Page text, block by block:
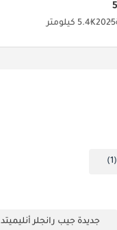
20255.4K كيلومتر
(1)
جديدة جيب رانجلر أنليميتد 2021